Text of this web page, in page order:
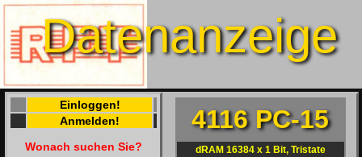
Datenanzeige
Einloggen!
Anmelden!
Wonach suchen Sie?
4116 PC-15
dRAM 16384 x 1 Bit, Tristate